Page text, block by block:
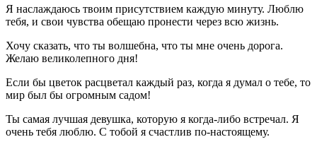
Я наслаждаюсь твоим присутствием каждую минуту. Люблю
тебя, и свои чувства обещаю пронести через всю жизнь.
Хочу сказать, что ты волшебна, что ты мне очень дорога.
Желаю великолепного дня!
Если бы цветок расцветал каждый раз, когда я думал о тебе, то
мир был бы огромным садом!
Ты самая лучшая девушка, которую я когда-либо встречал. Я
очень тебя люблю. С тобой я счастлив по-настоящему.